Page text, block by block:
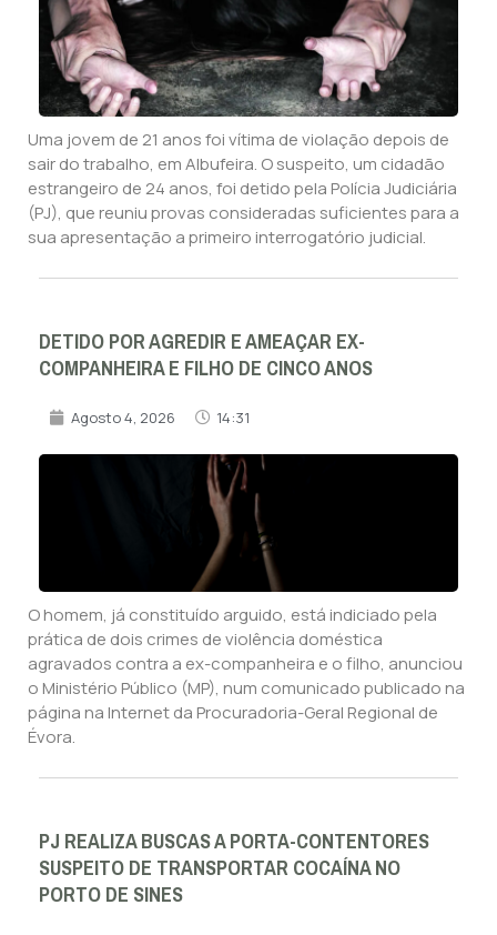
Uma jovem de 21 anos foi vítima de violação depois de
sair do trabalho, em Albufeira. O suspeito, um cidadão
estrangeiro de 24 anos, foi detido pela Polícia Judiciária
(PJ), que reuniu provas consideradas suficientes para a
sua apresentação a primeiro interrogatório judicial.
DETIDO POR AGREDIR E AMEAÇAR EX-
COMPANHEIRA E FILHO DE CINCO ANOS
Agosto 4, 2026 14:31
O homem, já constituído arguido, está indiciado pela
prática de dois crimes de violência doméstica
agravados contra a ex-companheira e o filho, anunciou
o Ministério Público (MP), num comunicado publicado na
página na Internet da Procuradoria-Geral Regional de
Évora.
PJ REALIZA BUSCAS A PORTA-CONTENTORES
SUSPEITO DE TRANSPORTAR COCAÍNA NO
PORTO DE SINES